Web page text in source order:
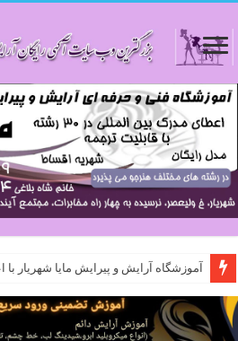
آموزشگاه آرایش و پیرایش مایا شهریار